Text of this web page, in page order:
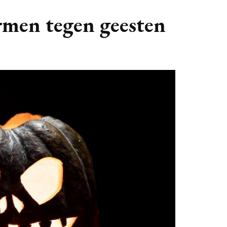
(BULLET) JOURNALLING
DUURZAAMHEID
WILDPLUKKEN
GEZOCHT!
tegen geesten